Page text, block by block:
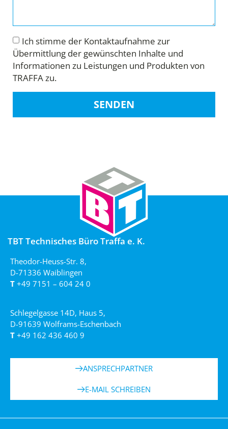
Ich stimme der Kontaktaufnahme zur
Übermittlung der gewünschten Inhalte und
Informationen zu Leistungen und Produkten von
TRAFFA zu.
SENDEN
TBT Technisches Büro Traffa e. K.
Theodor-Heuss-Str. 8,
D-71336 Waiblingen
T +49 7151 – 604 24 0
Schlegelgasse 14D, Haus 5,
D-91639 Wolframs-Eschenbach
T +49 162 436 460 9
ANSPRECHPARTNER
E-MAIL SCHREIBEN